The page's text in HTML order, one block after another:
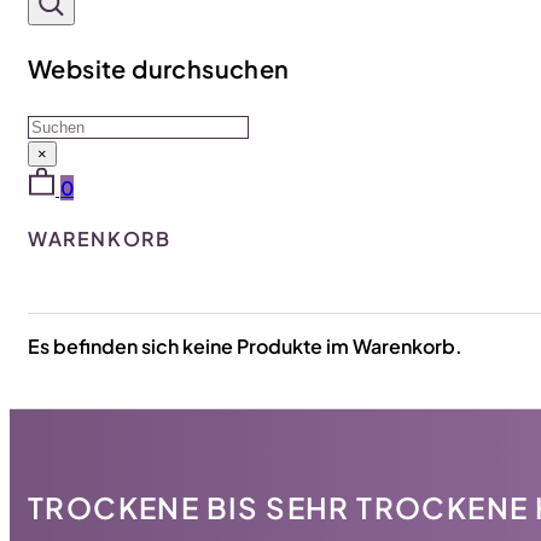
Website durchsuchen
Suchen
×
0
WARENKORB
Es befinden sich keine Produkte im Warenkorb.
TROCKENE BIS SEHR TROCKENE